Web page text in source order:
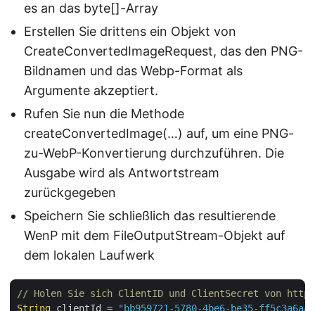
es an das byte[]-Array
Erstellen Sie drittens ein Objekt von
CreateConvertedImageRequest, das den PNG-
Bildnamen und das Webp-Format als
Argumente akzeptiert.
Rufen Sie nun die Methode
createConvertedImage(…) auf, um eine PNG-
zu-WebP-Konvertierung durchzuführen. Die
Ausgabe wird als Antwortstream
zurückgegeben
Speichern Sie schließlich das resultierende
WenP mit dem FileOutputStream-Objekt auf
dem lokalen Laufwerk
// Holen Sie sich ClientID und ClientSecret von
String clientId =
"bb959721-5780-4be6-be35-